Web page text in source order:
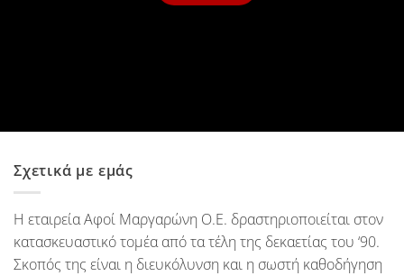
Σχετικά με εμάς
Η εταιρεία Αφοί Μαργαρώνη Ο.Ε. δραστηριοποιείται στον
κατασκευαστικό τομέα από τα τέλη της δεκαετίας του ‘90.
Σκοπός της είναι η διευκόλυνση και η σωστή καθοδήγηση